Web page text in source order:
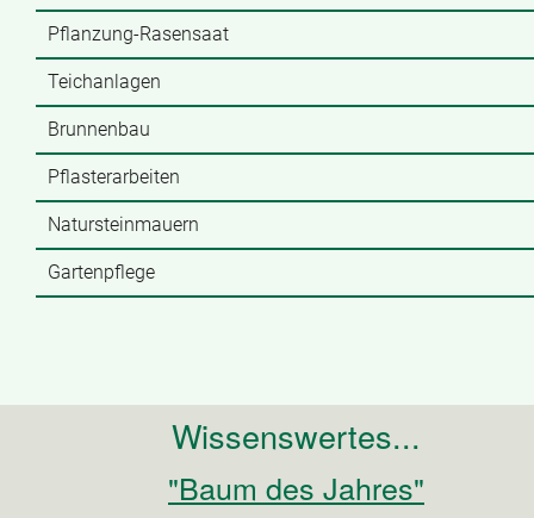
Pflanzung-Rasensaat
Teichanlagen
Brunnenbau
Pflasterarbeiten
Natursteinmauern
Gartenpflege
Wissenswertes...
"Baum des Jahres"